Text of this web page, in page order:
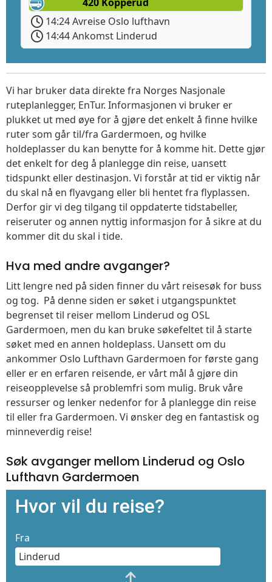
14:24 Avreise Oslo lufthavn
14:44 Ankomst Linderud
Vi har bruker data direkte fra Norges Nasjonale
ruteplanlegger, EnTur. Informasjonen vi bruker er
plukket ut med øye for å gjøre det enkelt å finne hvilke
ruter som går til/fra Gardermoen, og hvilke
holdeplasser du kan benytte for å komme hit. Dette gjør
det enkelt for deg å planlegge din reise, uansett
tidspunkt eller destinasjon. Vi forstår at tid er viktig når
du skal nå en flyavgang eller bli hentet fra flyplassen.
Derfor gir vi deg tilgang til oppdaterte tidstabeller,
reiseruter og annen nyttig informasjon for å sikre at du
kommer dit du skal i tide.
Hva med andre avganger?
Litt lengre ned på siden finner du vårt reisesøk for buss
og tog. På denne siden er søket i utgangspunktet
begrenset til reiser mellom Linderud og OSL
Gardermoen, men du kan bruke søkefeltet til å starte
søket med en annen holdeplass. Uansett om du
ankommer Oslo Lufthavn Gardermoen for første gang
eller er en erfaren reisende, er vårt mål å gjøre din
reiseopplevelse så problemfri som mulig. Bruk våre
ressurser og lenker nedenfor for å planlegge din reise
til eller fra Gardermoen. Vi ønsker deg en fantastisk og
minneverdig reise!
Søk avganger mellom Linderud og Oslo
Lufthavn Gardermoen
Hvor vil du reise?
Fra